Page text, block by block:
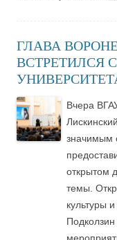
ГЛАВА
ВСТРЕТИЛСЯ
Вчера
значимым
открытом
темы.
культуры